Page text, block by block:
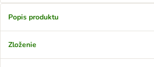
Popis produktu
Zloženie